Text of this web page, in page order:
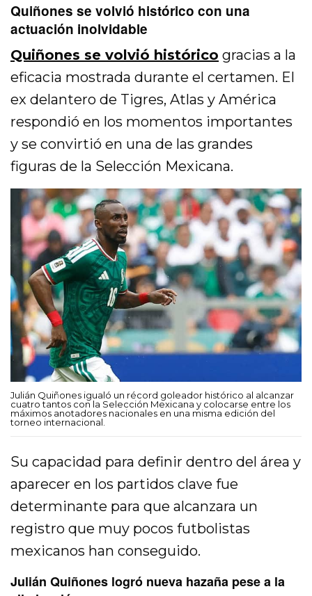
Quiñones se volvió histórico con una
actuación inolvidable
Quiñones se volvió histórico gracias a la
eficacia mostrada durante el certamen. El
ex delantero de Tigres, Atlas y América
respondió en los momentos importantes
y se convirtió en una de las grandes
figuras de la Selección Mexicana.
Julián Quiñones igualó un récord goleador histórico al alcanzar
cuatro tantos con la Selección Mexicana y colocarse entre los
máximos anotadores nacionales en una misma edición del
torneo internacional.
Su capacidad para definir dentro del área y
aparecer en los partidos clave fue
determinante para que alcanzara un
registro que muy pocos futbolistas
mexicanos han conseguido.
Julián Quiñones logró nueva hazaña pese a la